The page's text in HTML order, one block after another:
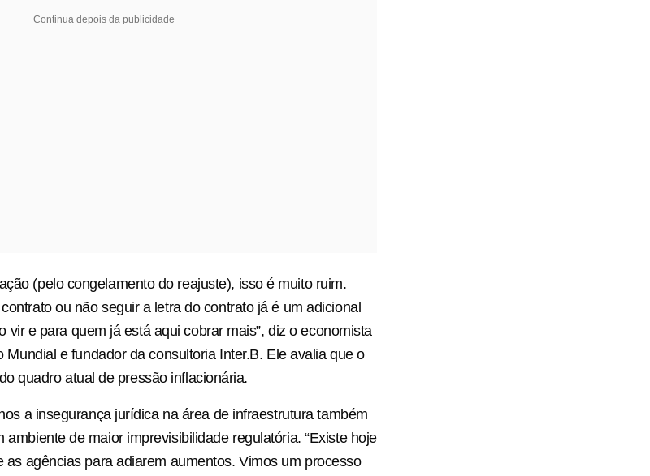
Continua depois da publicidade
(pelo congelamento do reajuste), isso é muito ruim.
ou não seguir a letra do contrato já é um adicional
vir e para quem já está aqui cobrar mais”, diz o economista
Mundial e fundador da consultoria Inter.B. Ele avalia que o
quadro atual de pressão inflacionária.
a insegurança jurídica na área de infraestrutura também
de maior imprevisibilidade regulatória. “Existe hoje
as agências para adiarem aumentos. Vimos um processo